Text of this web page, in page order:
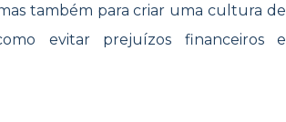
também para criar uma cultura de
evitar prejuízos financeiros e